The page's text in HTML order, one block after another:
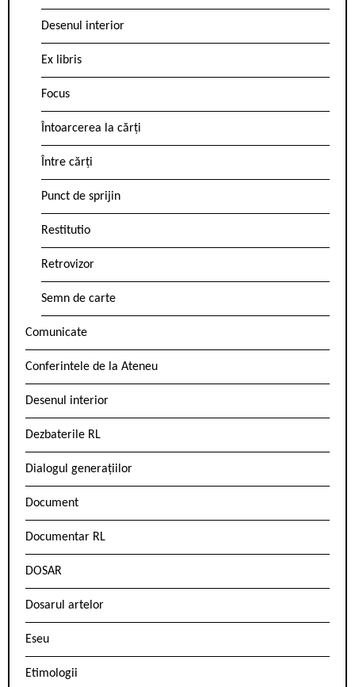
Desenul interior
Ex libris
Focus
Întoarcerea la cărți
Între cărți
Punct de sprijin
Restitutio
Retrovizor
Semn de carte
Comunicate
Conferintele de la Ateneu
Desenul interior
Dezbaterile RL
Dialogul generațiilor
Document
Documentar RL
DOSAR
Dosarul artelor
Eseu
Etimologii